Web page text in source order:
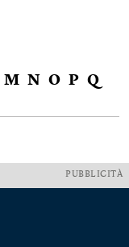
M N O P Q
PUBBLICITÀ